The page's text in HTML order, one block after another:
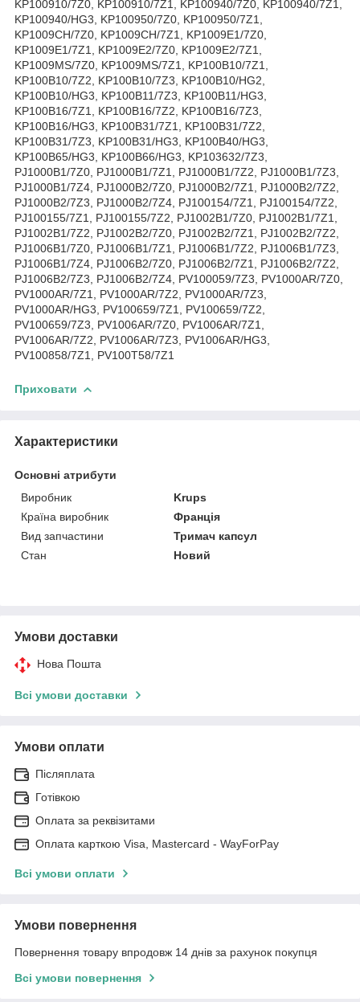
KP100910/7Z0, KP100910/7Z1, KP100940/7Z0, KP100940/7Z1,
KP100940/HG3, KP100950/7Z0, KP100950/7Z1,
KP1009CH/7Z0, KP1009CH/7Z1, KP1009E1/7Z0,
KP1009E1/7Z1, KP1009E2/7Z0, KP1009E2/7Z1,
KP1009MS/7Z0, KP1009MS/7Z1, KP100B10/7Z1,
KP100B10/7Z2, KP100B10/7Z3, KP100B10/HG2,
KP100B10/HG3, KP100B11/7Z3, KP100B11/HG3,
KP100B16/7Z1, KP100B16/7Z2, KP100B16/7Z3,
KP100B16/HG3, KP100B31/7Z1, KP100B31/7Z2,
KP100B31/7Z3, KP100B31/HG3, KP100B40/HG3,
KP100B65/HG3, KP100B66/HG3, KP103632/7Z3,
PJ1000B1/7Z0, PJ1000B1/7Z1, PJ1000B1/7Z2, PJ1000B1/7Z3,
PJ1000B1/7Z4, PJ1000B2/7Z0, PJ1000B2/7Z1, PJ1000B2/7Z2,
PJ1000B2/7Z3, PJ1000B2/7Z4, PJ100154/7Z1, PJ100154/7Z2,
PJ100155/7Z1, PJ100155/7Z2, PJ1002B1/7Z0, PJ1002B1/7Z1,
PJ1002B1/7Z2, PJ1002B2/7Z0, PJ1002B2/7Z1, PJ1002B2/7Z2,
PJ1006B1/7Z0, PJ1006B1/7Z1, PJ1006B1/7Z2, PJ1006B1/7Z3,
PJ1006B1/7Z4, PJ1006B2/7Z0, PJ1006B2/7Z1, PJ1006B2/7Z2,
PJ1006B2/7Z3, PJ1006B2/7Z4, PV100059/7Z3, PV1000AR/7Z0,
PV1000AR/7Z1, PV1000AR/7Z2, PV1000AR/7Z3,
PV1000AR/HG3, PV100659/7Z1, PV100659/7Z2,
PV100659/7Z3, PV1006AR/7Z0, PV1006AR/7Z1,
PV1006AR/7Z2, PV1006AR/7Z3, PV1006AR/HG3,
PV100858/7Z1, PV100T58/7Z1
Приховати
Характеристики
Основні атрибути
Виробник
Krups
Країна виробник
Франція
Вид запчастини
Тримач капсул
Стан
Новий
Умови доставки
Нова Пошта
Всі умови доставки
Умови оплати
Післяплата
Готівкою
Оплата за реквізитами
Оплата карткою Visa, Mastercard - WayForPay
Всі умови оплати
Умови повернення
Повернення товару впродовж 14 днів за рахунок покупця
Всі умови повернення